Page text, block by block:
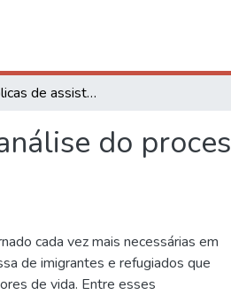
Políticas públicas de assistência migratória: análise do processo de imigração venezuelana no Amazonas
do
cada vez mais necessárias em
de imigrantes e refugiados que
de vida. Entre esses